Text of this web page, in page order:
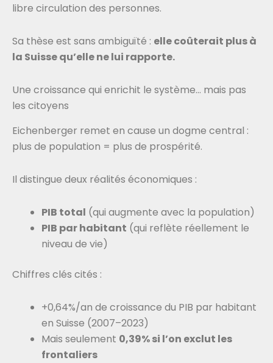
libre circulation des personnes.
Sa thèse est sans ambiguïté : elle coûterait plus à
la Suisse qu’elle ne lui rapporte.
Une croissance qui enrichit le système… mais pas
les citoyens
Eichenberger remet en cause un dogme central :
plus de population = plus de prospérité.
Il distingue deux réalités économiques :
PIB total (qui augmente avec la population)
PIB par habitant (qui reflète réellement le
niveau de vie)
Chiffres clés cités :
+0,64%/an de croissance du PIB par habitant
en Suisse (2007–2023)
Mais seulement 0,39% si l’on exclut les
frontaliers